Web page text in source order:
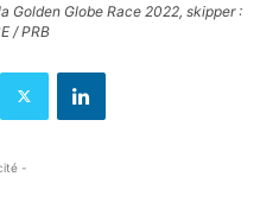
Golden Globe Race 2022, skipper :
/ PRB
-